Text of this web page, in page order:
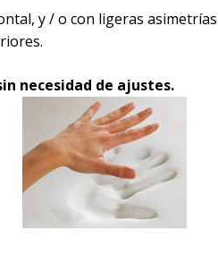
y / o con ligeras asimetrías
necesidad de ajustes.